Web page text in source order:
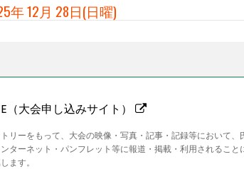
年 12月 28日(日曜)
（大会申し込みサイト）
リーをもって、大会の映像・写真・記事・記録等において
ターネット・パンフレット等に報道・掲載・利用されるこ
ます。